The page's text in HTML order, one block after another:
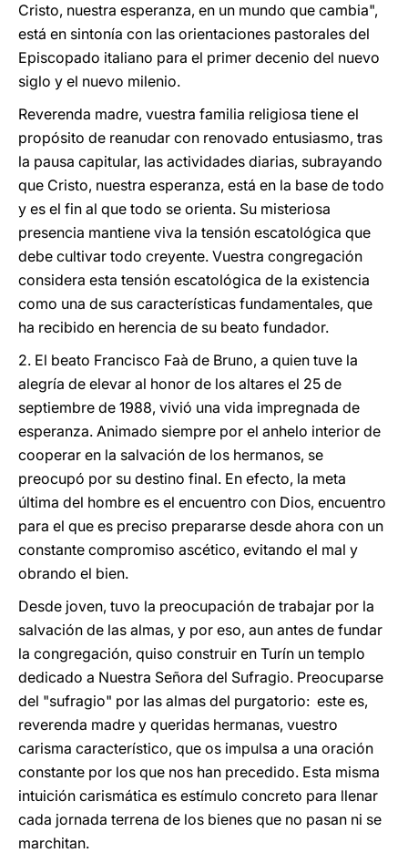
Cristo, nuestra esperanza, en un mundo que cambia",
está en sintonía con las orientaciones pastorales del
Episcopado italiano para el primer decenio del nuevo
siglo y el nuevo milenio.
Reverenda madre, vuestra familia religiosa tiene el
propósito de reanudar con renovado entusiasmo, tras
la pausa capitular, las actividades diarias, subrayando
que Cristo, nuestra esperanza, está en la base de todo
y es el fin al que todo se orienta. Su misteriosa
presencia mantiene viva la tensión escatológica que
debe cultivar todo creyente. Vuestra congregación
considera esta tensión escatológica de la existencia
como una de sus características fundamentales, que
ha recibido en herencia de su beato fundador.
2. El beato Francisco Faà de Bruno, a quien tuve la
alegría de elevar al honor de los altares el 25 de
septiembre de 1988, vivió una vida impregnada de
esperanza. Animado siempre por el anhelo interior de
cooperar en la salvación de los hermanos, se
preocupó por su destino final. En efecto, la meta
última del hombre es el encuentro con Dios, encuentro
para el que es preciso prepararse desde ahora con un
constante compromiso ascético, evitando el mal y
obrando el bien.
Desde joven, tuvo la preocupación de trabajar por la
salvación de las almas, y por eso, aun antes de fundar
la congregación, quiso construir en Turín un templo
dedicado a Nuestra Señora del Sufragio. Preocuparse
del "sufragio" por las almas del purgatorio: este es,
reverenda madre y queridas hermanas, vuestro
carisma característico, que os impulsa a una oración
constante por los que nos han precedido. Esta misma
intuición carismática es estímulo concreto para llenar
cada jornada terrena de los bienes que no pasan ni se
marchitan.